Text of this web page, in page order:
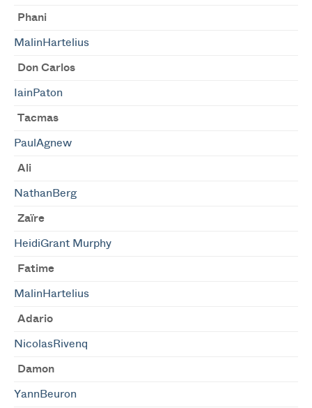
Phani
MalinHartelius
Don Carlos
IainPaton
Tacmas
PaulAgnew
Ali
NathanBerg
Zaïre
HeidiGrant Murphy
Fatime
MalinHartelius
Adario
NicolasRivenq
Damon
YannBeuron